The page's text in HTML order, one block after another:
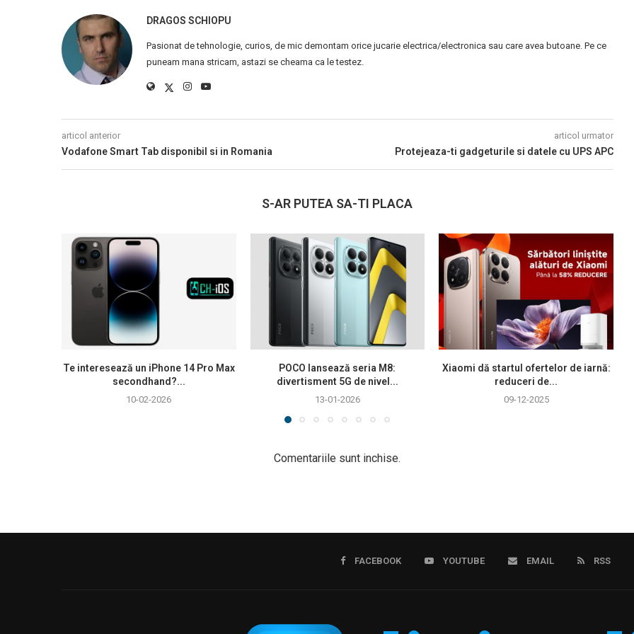
DRAGOS SCHIOPU
Pasionat de tehnologie, curios, de mic demontam orice jucarie electrica/electronica sau care avea butoane. Pe ce
puneam mana stricam, astazi se cheama ca le testez.
articol anterior
Vodafone Smart Tab disponibil si in Romania
articol urmator
Protejeaza-ti gadgeturile si datele cu UPS APC
S-AR PUTEA SA-TI PLACA
Te interesează un iPhone 14 Pro Max
secondhand?...
10-02-2026
POCO lansează seria M8:
divertisment 5G de nivel...
13-01-2026
Xiaomi dă startul ofertelor de iarnă:
reduceri de...
09-12-2025
Comentariile sunt inchise.
FACEBOOK YOUTUBE EMAIL RSS